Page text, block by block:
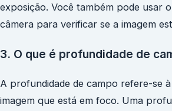
exposição. Você também pode usar
câmera para verificar se a imagem
3. O que é profundidade de
A profundidade de campo refere-se
imagem que está em foco. Uma